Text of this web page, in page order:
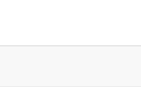
사랑을 육성한다면,